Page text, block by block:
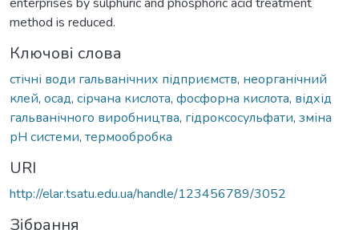
method is reduced.
Ключові слова
стічні води гальванічних підприємств, неорганічний
клей, осад, сірчана кислота, фосфорна кислота, відхід
гальванічного виробництва, гідроксосульфати, зміна
рН системи, термообробка
URI
http://elar.tsatu.edu.ua/handle/123456789/3052
Зібрання